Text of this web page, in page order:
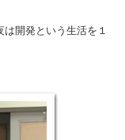
開発という生活を１